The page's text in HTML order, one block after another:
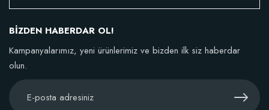
BİZDEN HABERDAR OL!
Kampanyalarımız, yeni ürünlerimiz ve bizden ilk siz haberdar
olun.